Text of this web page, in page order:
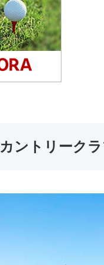
ントリーク